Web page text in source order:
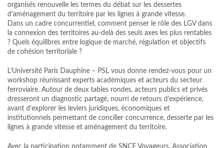
organisés renouvelle les termes du débat sur les dessertes
d’aménagement du territoire par les lignes à grande vitesse.
Dans un cadre concurrentiel, comment penser le rôle des LGV dans
la connexion des territoires au‑delà des seuls axes les plus rentables
? Quels équilibres entre logique de marché, régulation et objectifs
de cohésion territoriale ?
L’Université Paris Dauphine – PSL vous donne rendez‑vous pour un
workshop réunissant experts académiques et acteurs du secteur
ferroviaire. Autour de deux tables rondes, acteurs publics et privés
dresseront un diagnostic partagé, nourri de retours d’expérience,
avant d’explorer les leviers juridiques, économiques et
institutionnels permettant de concilier concurrence, desserte par les
lignes à grande vitesse et aménagement du territoire.
Avec la participation notamment de SNCF Voyageurs, Association